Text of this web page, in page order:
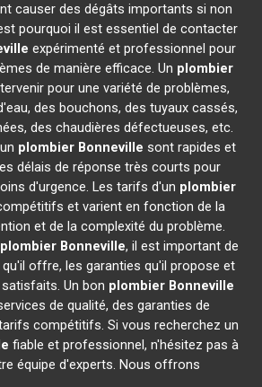
causer des dégâts importants si non
pourquoi il est essentiel de contacter
expérimenté et professionnel pour
de manière efficace. Un plombier
pour une variété de problèmes,
des bouchons, des tuyaux cassés,
des chaudières défectueuses, etc.
plombier Bonneville sont rapides et
délais de réponse très courts pour
d'urgence. Les tarifs d'un plombier
et varient en fonction de la
et de la complexité du problème.
plombier Bonneville, il est important de
offre, les garanties qu'il propose et
Un bon plombier Bonneville
de qualité, des garanties de
compétitifs. Si vous recherchez un
fiable et professionnel, n'hésitez pas à
équipe d'experts. Nous offrons